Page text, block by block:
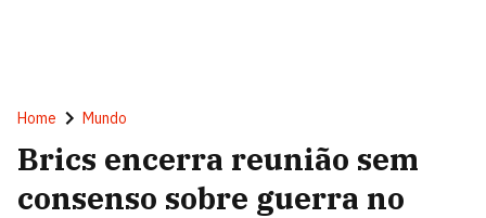
Home Mundo
Brics encerra reunião sem
consenso sobre guerra no